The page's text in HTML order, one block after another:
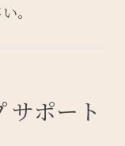
。
サポート